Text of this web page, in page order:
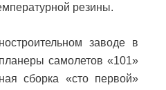
резины.
заводе в
самолетов «101»
сборка «сто первой»